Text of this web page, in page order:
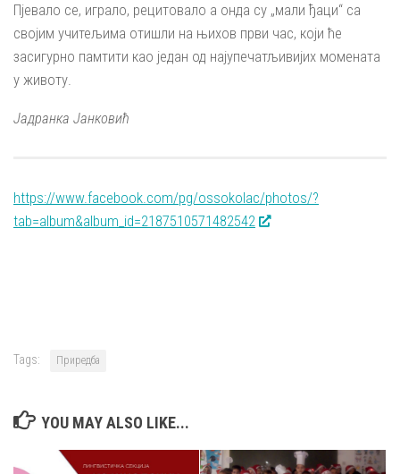
Пјевало се, играло, рецитовало а онда су „мали ђаци“ са
својим учитељима отишли на њихов први час, који ће
засигурно памтити као један од најупечатљивијих момената
у животу.
Јадранка Јанковић
https://www.facebook.com/pg/ossokolac/photos/?
tab=album&album_id=2187510571482542
Tags: Приредба
YOU MAY ALSO LIKE...